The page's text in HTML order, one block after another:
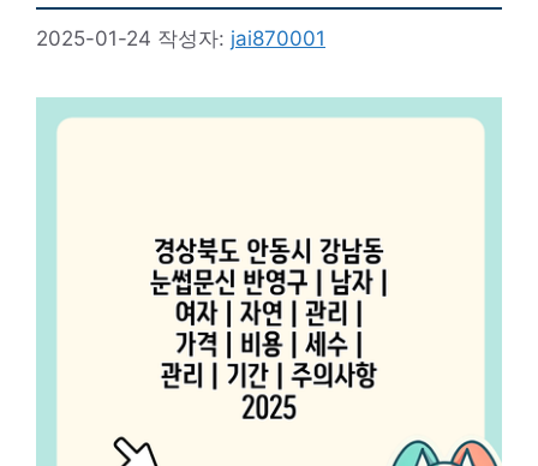
2025-01-24 작성자: jai870001